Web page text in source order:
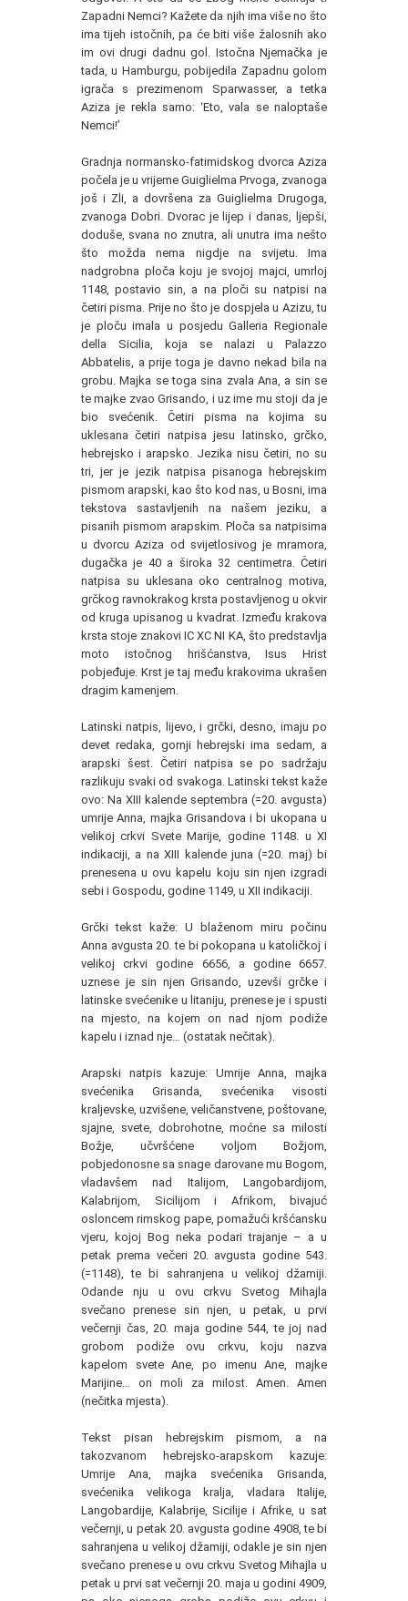
Zapadni Nemci? Kažete da njih ima više no što
ima tijeh istočnih, pa će biti više žalosnih ako
im ovi drugi dadnu gol. Istočna Njemačka je
tada, u Hamburgu, pobijedila Zapadnu golom
igrača s prezimenom Sparwasser, a tetka
Aziza je rekla samo: ‘Eto, vala se naloptaše
Nemci!’
Gradnja normansko-fatimidskog dvorca Aziza
počela je u vrijeme Guiglielma Prvoga, zvanoga
još i Zli, a dovršena za Guiglielma Drugoga,
zvanoga Dobri. Dvorac je lijep i danas, ljepši,
doduše, svana no znutra, ali unutra ima nešto
što možda nema nigdje na svijetu. Ima
nadgrobna ploča koju je svojoj majci, umrloj
1148, postavio sin, a na ploči su natpisi na
četiri pisma. Prije no što je dospjela u Azizu, tu
je ploču imala u posjedu Galleria Regionale
della Sicilia, koja se nalazi u Palazzo
Abbatelis, a prije toga je davno nekad bila na
grobu. Majka se toga sina zvala Ana, a sin se
te majke zvao Grisando, i uz ime mu stoji da je
bio svećenik. Četiri pisma na kojima su
uklesana četiri natpisa jesu latinsko, grčko,
hebrejsko i arapsko. Jezika nisu četiri, no su
tri, jer je jezik natpisa pisanoga hebrejskim
pismom arapski, kao što kod nas, u Bosni, ima
tekstova sastavljenih na našem jeziku, a
pisanih pismom arapskim. Ploča sa natpisima
u dvorcu Aziza od svijetlosivog je mramora,
dugačka je 40 a široka 32 centimetra. Četiri
natpisa su uklesana oko centralnog motiva,
grčkog ravnokrakog krsta postavljenog u okvir
od kruga upisanog u kvadrat. Između krakova
krsta stoje znakovi IC XC NI KA, što predstavlja
moto istočnog hrišćanstva, Isus Hrist
pobjeđuje. Krst je taj među krakovima ukrašen
dragim kamenjem.
Latinski natpis, lijevo, i grčki, desno, imaju po
devet redaka, gornji hebrejski ima sedam, a
arapski šest. Četiri natpisa se po sadržaju
razlikuju svaki od svakoga. Latinski tekst kaže
ovo: Na XIII kalende septembra (=20. avgusta)
umrije Anna, majka Grisandova i bi ukopana u
velikoj crkvi Svete Marije, godine 1148. u XI
indikaciji, a na XIII kalende juna (=20. maj) bi
prenesena u ovu kapelu koju sin njen izgradi
sebi i Gospodu, godine 1149, u XII indikaciji.
Grčki tekst kaže: U blaženom miru počinu
Anna avgusta 20. te bi pokopana u katoličkoj i
velikoj crkvi godine 6656, a godine 6657.
uznese je sin njen Grisando, uzevši grčke i
latinske svećenike u litaniju, prenese je i spusti
na mjesto, na kojem on nad njom podiže
kapelu i iznad nje… (ostatak nečitak).
Arapski natpis kazuje: Umrije Anna, majka
svećenika Grisanda, svećenika visosti
kraljevske, uzvišene, veličanstvene, poštovane,
sjajne, svete, dobrohotne, moćne sa milosti
Božje, učvršćene voljom Božjom,
pobjedonosne sa snage darovane mu Bogom,
vladavšem nad Italijom, Langobardijom,
Kalabrijom, Sicilijom i Afrikom, bivajuć
osloncem rimskog pape, pomažući kršćansku
vjeru, kojoj Bog neka podari trajanje – a u
petak prema večeri 20. avgusta godine 543.
(=1148), te bi sahranjena u velikoj džamiji.
Odande nju u ovu crkvu Svetog Mihajla
svečano prenese sin njen, u petak, u prvi
večernji čas, 20. maja godine 544, te joj nad
grobom podiže ovu crkvu, koju nazva
kapelom svete Ane, po imenu Ane, majke
Marijine… on moli za milost. Amen. Amen
(nečitka mjesta).
Tekst pisan hebrejskim pismom, a na
takozvanom hebrejsko-arapskom kazuje:
Umrije Ana, majka svećenika Grisanda,
svećenika velikoga kralja, vladara Italije,
Langobardije, Kalabrije, Sicilije i Afrike, u sat
večernji, u petak 20. avgusta godine 4908, te bi
sahranjena u velikoj džamiji, odakle je sin njen
svečano prenese u ovu crkvu Svetog Mihajla u
petak u prvi sat večernji 20. maja u godini 4909,